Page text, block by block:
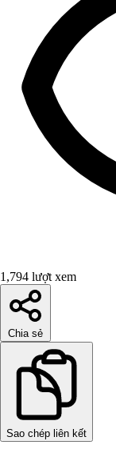
1,794 lượt xem
Chia sẻ
Sao chép liên kết